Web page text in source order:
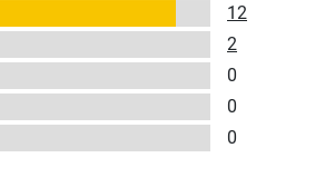
12
2
0
0
0